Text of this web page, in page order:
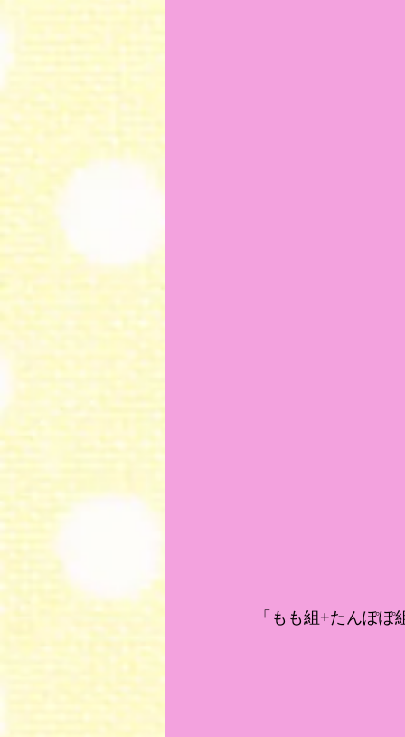
「もも組+たんぽ